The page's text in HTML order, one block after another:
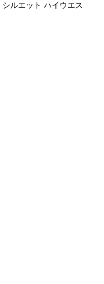
シルエット ハイウエス